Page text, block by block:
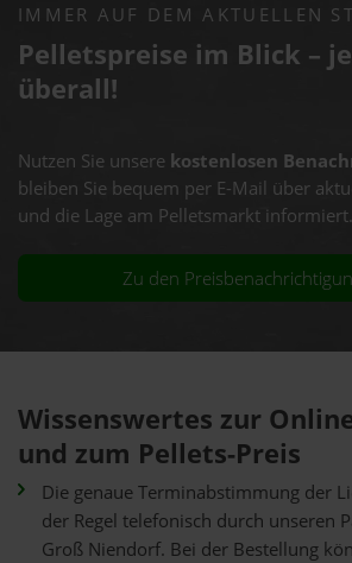
IMMER AUF DEM AKTUELLEN
Pelletspreise im Blick –
überall!
Nutzen Sie unsere kostenlosen
bleiben Sie bequem per E-Mail über
und die Lage am Pelletsmarkt informiert.
Zu den
Wissenswertes zur
und zum Pellets-Preis
Die genaue Terminabstimmung der
der Regel telefonisch durch unseren
Groß Niendorf. Bei der Bestellung